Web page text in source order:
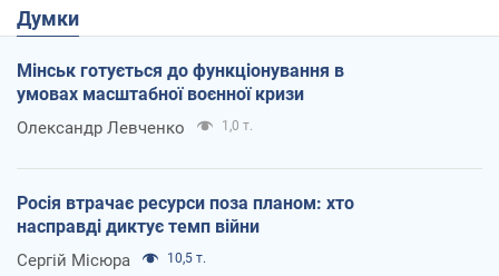
Думки
Мінськ готується до функціонування в
умовах масштабної воєнної кризи
Олександр Левченко 1,0 т.
Росія втрачає ресурси поза планом: хто
насправді диктує темп війни
Сергій Місюра 10,5 т.